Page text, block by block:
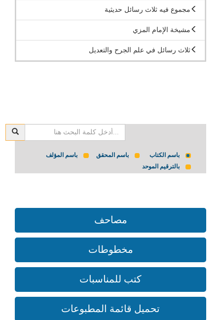
مجموع فيه ثلاث رسائل حديثية
مشيخة الإمام المزي
ثلاث رسائل في علم الجرح والتعديل
باسم الكتاب باسم المحقق
باسم المؤلف
بالترقيم الموحد
مصاحف
مخطوطات
كتب للمناسبات
تحميل قائمة المطبوعات